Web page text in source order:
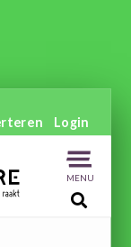
Login
MENU